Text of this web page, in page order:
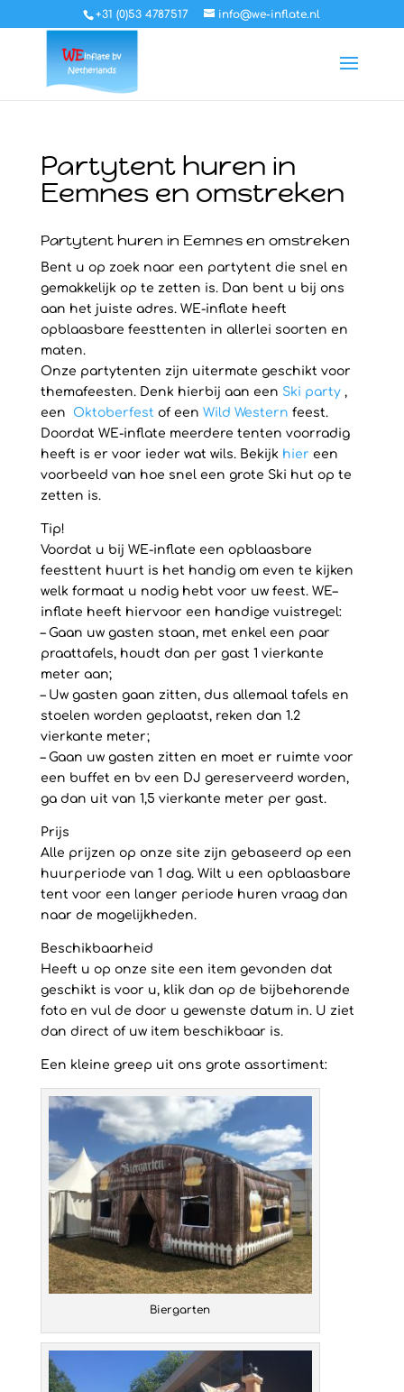
+31 (0)53 4787517 info@we-inflate.nl
Partytent huren in
Eemnes en omstreken
Partytent huren in Eemnes en omstreken
Bent u op zoek naar een partytent die snel en
gemakkelijk op te zetten is. Dan bent u bij ons
aan het juiste adres. WE-inflate heeft
opblaasbare feesttenten in allerlei soorten en
maten.
Onze partytenten zijn uitermate geschikt voor
themafeesten. Denk hierbij aan een Ski party,
een Oktoberfest of een Wild Western feest.
Doordat WE-inflate meerdere tenten voorradig
heeft is er voor ieder wat wils. Bekijk hier een
voorbeeld van hoe snel een grote Ski hut op te
zetten is.
Tip!
Voordat u bij WE-inflate een opblaasbare
feesttent huurt is het handig om even te kijken
welk formaat u nodig hebt voor uw feest. WE–
inflate heeft hiervoor een handige vuistregel:
– Gaan uw gasten staan, met enkel een paar
praattafels, houdt dan per gast 1 vierkante
meter aan;
– Uw gasten gaan zitten, dus allemaal tafels en
stoelen worden geplaatst, reken dan 1.2
vierkante meter;
– Gaan uw gasten zitten en moet er ruimte voor
een buffet en bv een DJ gereserveerd worden,
ga dan uit van 1,5 vierkante meter per gast.
Prijs
Alle prijzen op onze site zijn gebaseerd op een
huurperiode van 1 dag. Wilt u een opblaasbare
tent voor een langer periode huren vraag dan
naar de mogelijkheden.
Beschikbaarheid
Heeft u op onze site een item gevonden dat
geschikt is voor u, klik dan op de bijbehorende
foto en vul de door u gewenste datum in. U ziet
dan direct of uw item beschikbaar is.
Een kleine greep uit ons grote assortiment:
Biergarten